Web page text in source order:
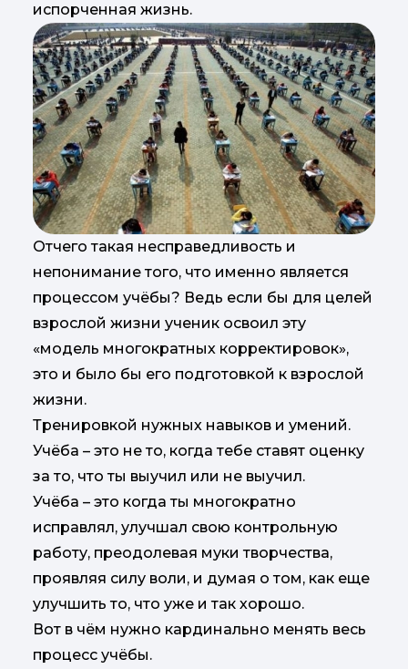
испорченная жизнь.
Отчего такая несправедливость и
непонимание того, что именно является
процессом учёбы? Ведь если бы для целей
взрослой жизни ученик освоил эту
«модель многократных корректировок»,
это и было бы его подготовкой к взрослой
жизни.
Тренировкой нужных навыков и умений.
Учёба – это не то, когда тебе ставят оценку
за то, что ты выучил или не выучил.
Учёба – это когда ты многократно
исправлял, улучшал свою контрольную
работу, преодолевая муки творчества,
проявляя силу воли, и думая о том, как еще
улучшить то, что уже и так хорошо.
Вот в чём нужно кардинально менять весь
процесс учёбы.